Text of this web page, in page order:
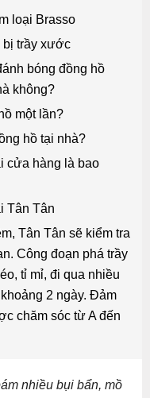
loại Brasso
bị trầy xước
bóng đồng hồ
không?
một lần?
hồ tại nhà?
cửa hàng là bao
Tân Tân
Tân Tân sẽ kiểm tra
Công đoạn phá trầy
tỉ mỉ, đi qua nhiều
2 ngày. Đảm
chăm sóc từ A đến
nhiều bụi bẩn, mồ